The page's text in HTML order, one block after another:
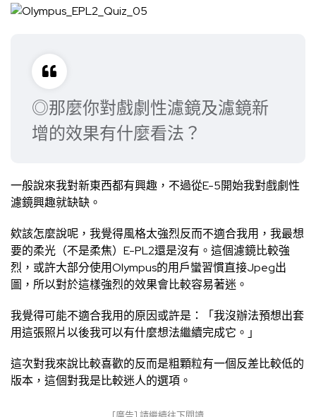
◎那麼你對戲劇性濾鏡及濾鏡新
增的效果有什麼看法？
一般說來我對新東西都有興趣，不過從E-5開始我對戲劇性
濾鏡興趣就缺缺。
欸該怎麼說呢，我覺得風格太強烈反而不適合我用，我最想
要的柔光（不是柔焦）E-PL2還是沒有。這個濾鏡比較強
烈，或許大部分使用Olympus的用戶蠻習慣直接Jpeg出
圖，所以對於這樣強烈的效果會比較容易著迷。
我覺得可能不適合我用的原因或許是：「我沒辦法預想出套
用這張照片以後我可以有什麼想法繼續完成它。」
這次對我來說比較喜歡的反而是粗顆粒有一個反差比較低的
版本，這個對我是比較迷人的選項。